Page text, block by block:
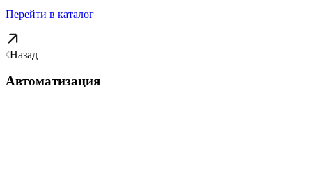
Перейти в каталог
Назад
Автоматизация